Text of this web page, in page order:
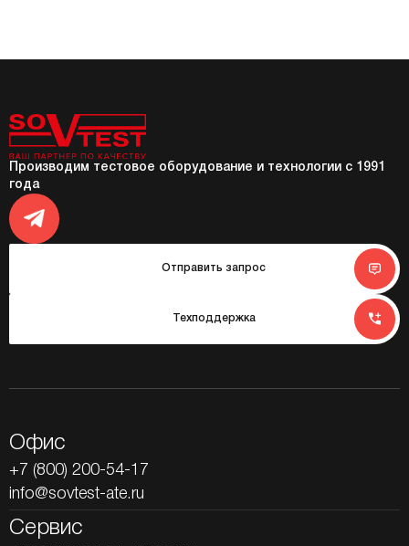
Производим тестовое оборудование и технологии с 1991
года
Отправить запрос
Техподдержка
Офис
+7 (800) 200-54-17
info@sovtest-ate.ru
Сервис